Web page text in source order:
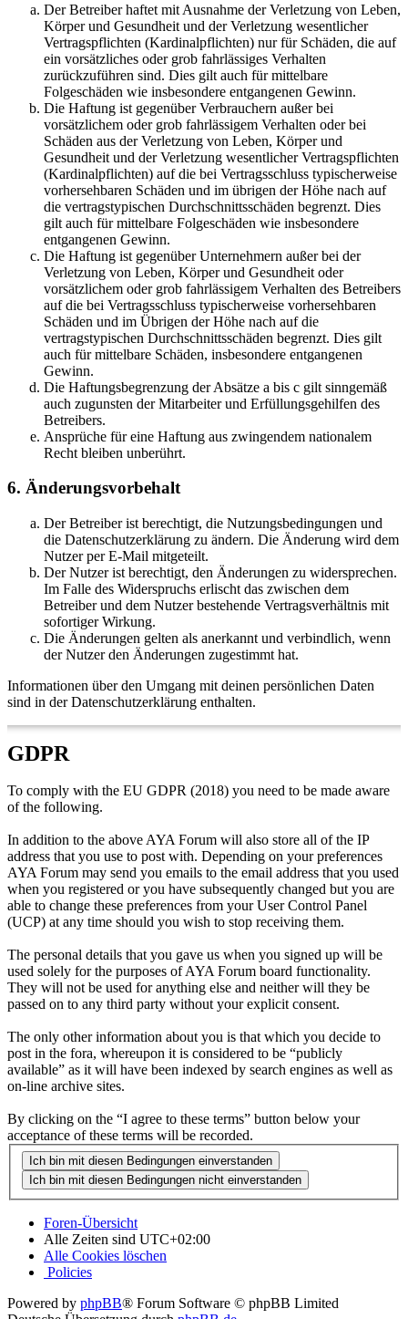
Der Betreiber haftet mit Ausnahme der Verletzung von Leben,
Körper und Gesundheit und der Verletzung wesentlicher
Vertragspflichten (Kardinalpflichten) nur für Schäden, die auf
ein vorsätzliches oder grob fahrlässiges Verhalten
zurückzuführen sind. Dies gilt auch für mittelbare
Folgeschäden wie insbesondere entgangenen Gewinn.
Die Haftung ist gegenüber Verbrauchern außer bei
vorsätzlichem oder grob fahrlässigem Verhalten oder bei
Schäden aus der Verletzung von Leben, Körper und
Gesundheit und der Verletzung wesentlicher Vertragspflichten
(Kardinalpflichten) auf die bei Vertragsschluss typischerweise
vorhersehbaren Schäden und im übrigen der Höhe nach auf
die vertragstypischen Durchschnittsschäden begrenzt. Dies
gilt auch für mittelbare Folgeschäden wie insbesondere
entgangenen Gewinn.
Die Haftung ist gegenüber Unternehmern außer bei der
Verletzung von Leben, Körper und Gesundheit oder
vorsätzlichem oder grob fahrlässigem Verhalten des Betreibers
auf die bei Vertragsschluss typischerweise vorhersehbaren
Schäden und im Übrigen der Höhe nach auf die
vertragstypischen Durchschnittsschäden begrenzt. Dies gilt
auch für mittelbare Schäden, insbesondere entgangenen
Gewinn.
Die Haftungsbegrenzung der Absätze a bis c gilt sinngemäß
auch zugunsten der Mitarbeiter und Erfüllungsgehilfen des
Betreibers.
Ansprüche für eine Haftung aus zwingendem nationalem
Recht bleiben unberührt.
6. Änderungsvorbehalt
Der Betreiber ist berechtigt, die Nutzungsbedingungen und
die Datenschutzerklärung zu ändern. Die Änderung wird dem
Nutzer per E-Mail mitgeteilt.
Der Nutzer ist berechtigt, den Änderungen zu widersprechen.
Im Falle des Widerspruchs erlischt das zwischen dem
Betreiber und dem Nutzer bestehende Vertragsverhältnis mit
sofortiger Wirkung.
Die Änderungen gelten als anerkannt und verbindlich, wenn
der Nutzer den Änderungen zugestimmt hat.
Informationen über den Umgang mit deinen persönlichen Daten
sind in der Datenschutzerklärung enthalten.
GDPR
To comply with the EU GDPR (2018) you need to be made aware
of the following.
In addition to the above AYA Forum will also store all of the IP
address that you use to post with. Depending on your preferences
AYA Forum may send you emails to the email address that you used
when you registered or you have subsequently changed but you are
able to change these preferences from your User Control Panel
(UCP) at any time should you wish to stop receiving them.
The personal details that you gave us when you signed up will be
used solely for the purposes of AYA Forum board functionality.
They will not be used for anything else and neither will they be
passed on to any third party without your explicit consent.
The only other information about you is that which you decide to
post in the fora, whereupon it is considered to be “publicly
available” as it will have been indexed by search engines as well as
on-line archive sites.
By clicking on the “I agree to these terms” button below your
acceptance of these terms will be recorded.
Foren-Übersicht
Alle Zeiten sind UTC+02:00
Alle Cookies löschen
Policies
Powered by phpBB® Forum Software © phpBB Limited